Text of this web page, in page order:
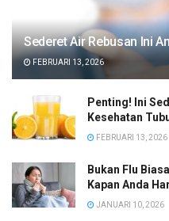
Sederet Air Rebusan Ini
FEBRUARI 13, 2026
Penting! Ini
Kesehatan
FEBRUARI 13, 2026
Bukan Flu
Kapan Anda
JANUARI 10, 2026